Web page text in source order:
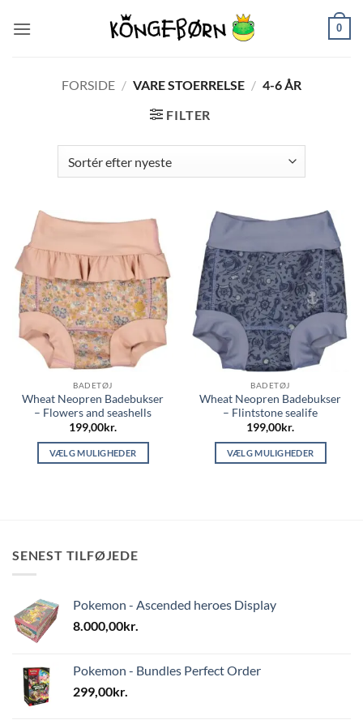
0
FORSIDE / VARE STOERRELSE / 4-6 ÅR
FILTER
BADETØJ
Wheat Neopren Badebukser
– Flowers and seashells
199,00kr.
VÆLG MULIGHEDER
Mulighederne
på
varesiden
BADETØJ
Wheat Neopren Badebukser
– Flintstone sealife
199,00kr.
VÆLG MULIGHEDER
på
SENEST TILFØJEDE
Pokemon - Ascended heroes Display
8.000,00kr.
Pokemon - Bundles Perfect Order
299,00kr.